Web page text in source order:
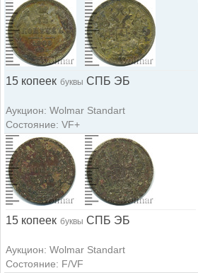
15 копеек буквы СПБ ЭБ
Аукцион: Wolmar Standart
Состояние: VF+
15 копеек буквы СПБ ЭБ
Аукцион: Wolmar Standart
Состояние: F/VF